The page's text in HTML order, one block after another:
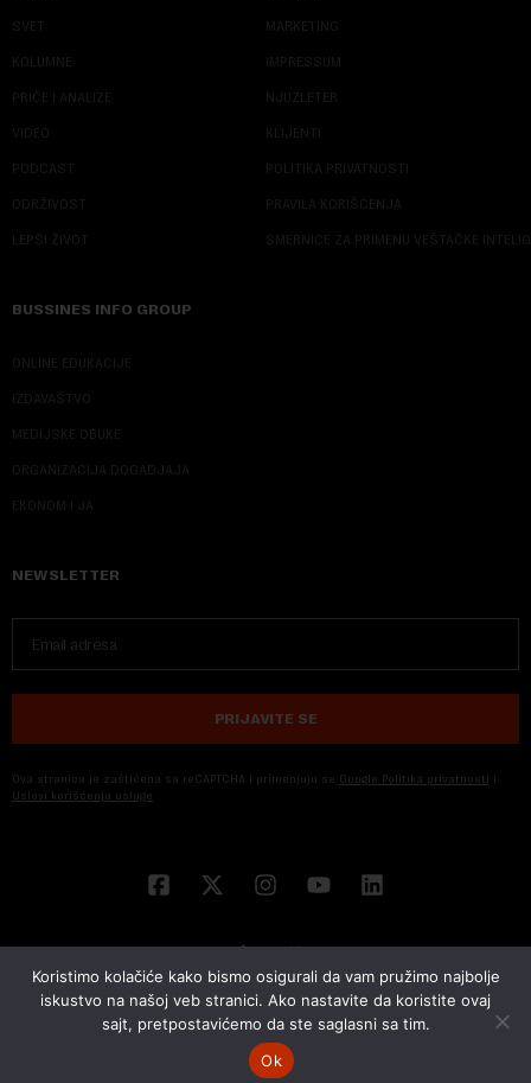
SVET
KOLUMNE
PRIČE I ANALIZE
VIDEO
PODCAST
ODRŽIVOST
LEPŠI ŽIVOT
MARKETING
IMPRESSUM
NJUZLETER
KLIJENTI
POLITIKA PRIVATNOSTI
PRAVILA KORIŠĆENJA
SMERNICE ZA PRIMENU VEŠTAČKE
BUSSINES INFO GROUP
ONLINE EDUKACIJE
IZDAVAŠTVO
MEDIJSKE OBUKE
ORGANIZACIJA DOGADJAJA
EKONOM I JA
NEWSLETTER
PRIJAVITE SE
Ova stranica je zaštićena sa reCAPTCHA i primenjuju se Google Politika privatnosti i
Uslovi korišćenja usluge
© 2026 NOVA EKONOMIJA | SVA PRAVA ZADŽANA | DEVELOPED BY
Koristimo kolačiće kako bismo osigurali da vam pružimo najbolje
iskustvo na našoj veb stranici. Ako nastavite da koristite ovaj
sajt, pretpostavićemo da ste saglasni sa tim.
Ok